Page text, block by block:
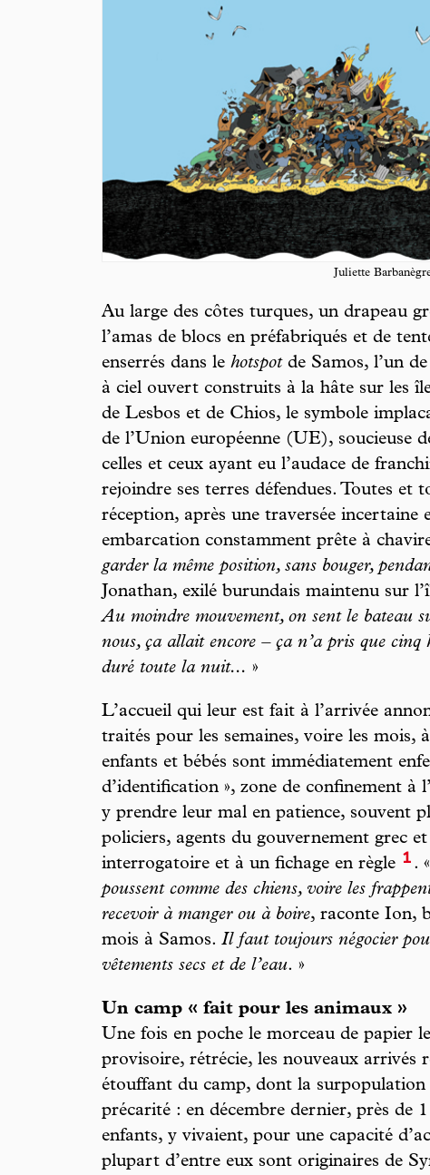
Juliette
Au large des côtes turques, un drapeau
l’amas de blocs en préfabriqués et de
enserrés dans le hotspotde Samos, l’un
à ciel ouvert construits à la hâte sur les
de Lesbos et de Chios, le symbole
de l’Union européenne (UE), soucieuse
celles et ceux ayant eu l’audace de
rejoindre ses terres défendues. Toutes et
réception, après une traversée incertaine
embarcation constamment prête à
garder la même position, sans bouger,
Jonathan, exilé burundais maintenu sur
Au moindre mouvement, on sent le bateau
nous, ça allait encore – ça n’a pris que cinq
duré toute la nuit... »
L’accueil qui leur est fait à l’arrivée
traités pour les semaines, voire les mois,
enfants et bébés sont immédiatement
d’identification », zone de confinement à
y prendre leur mal en patience, souvent
policiers, agents du gouvernement grec
interrogatoire et à un fichage en règle 1 . «
poussent comme des chiens, voire les
recevoir à manger ou à boire, raconte Ion,
mois à Samos. Il faut toujours négocier
vêtements secs et de l’eau. »
Un camp « fait pour les animaux »
Une fois en poche le morceau de papier
provisoire, rétrécie, les nouveaux arrivés
étouffant du camp, dont la surpopulation
précarité : en décembre dernier, près de
enfants, y vivaient, pour une capacité
plupart d’entre eux sont originaires de